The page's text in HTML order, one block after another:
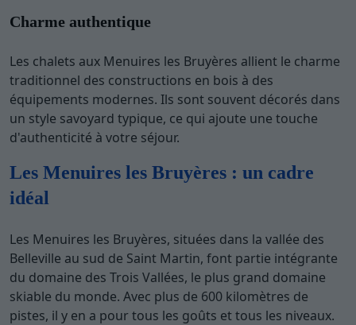
Charme authentique
Les chalets aux Menuires les Bruyères allient le charme
traditionnel des constructions en bois à des
équipements modernes. Ils sont souvent décorés dans
un style savoyard typique, ce qui ajoute une touche
d'authenticité à votre séjour.
Les Menuires les Bruyères : un cadre
idéal
Les Menuires les Bruyères, situées dans la vallée des
Belleville au sud de Saint Martin, font partie intégrante
du domaine des Trois Vallées, le plus grand domaine
skiable du monde. Avec plus de 600 kilomètres de
pistes, il y en a pour tous les goûts et tous les niveaux.